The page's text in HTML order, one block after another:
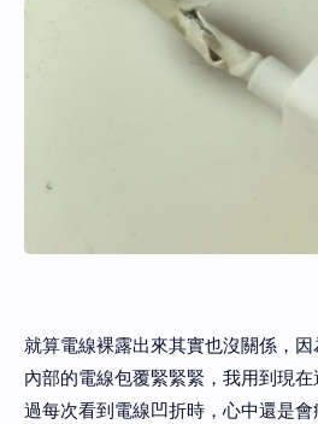
就算電線裸露出來其實也沒關係，
內部的電線包覆緊緊緊，我用到現
過每次看到電線凹折時，心中還是